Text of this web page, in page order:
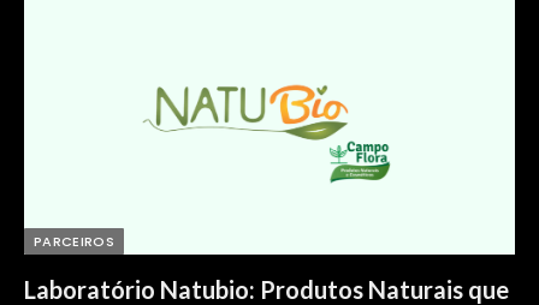
PARCEIROS
Laboratório Natubio: Produtos Naturais que